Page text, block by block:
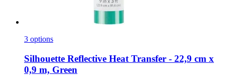
3 options
Silhouette Reflective Heat Transfer -​ 22,9 cm x
0,9 m, Green